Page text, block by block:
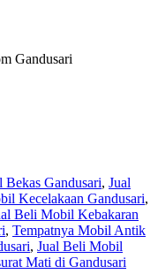
Gandusari
Gandusari, Jual
Kecelakaan Gandusari,
Beli Mobil Kebakaran
, Tempatnya Mobil Antik
, Jual Beli Mobil
Mati di Gandusari